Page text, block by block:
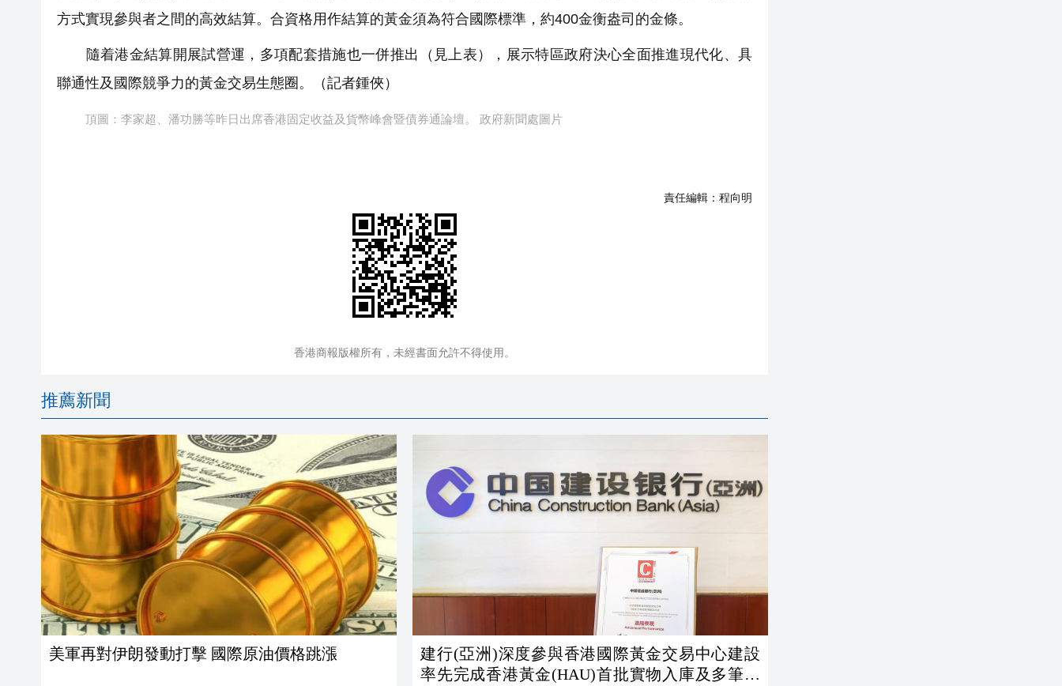
方式實現參與者之間的高效結算。合資格用作結算的黃金須為符合國際標準，約400金衡盎司的金條。
隨着港金結算開展試營運，多項配套措施也一併推出（見上表），展示特區政府決心全面推進現代化、具
聯通性及國際競爭力的黃金交易生態圈。（記者鍾俠）
頂圖：李家超、潘功勝等昨日出席香港固定收益及貨幣峰會暨債券通論壇。 政府新聞處圖片
責任編輯： 程向明
香港商報版權所有，未經書面允許不得使用。
推薦新聞
美軍再對伊朗發動打擊 國際原油價格跳漲
建行(亞洲)深度參與香港國際黃金交易中心建設
率先完成香港黃金(HAU)首批實物入庫及多筆交